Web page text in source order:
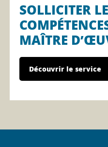
SOLLICITER
MAÎTRE
Découvrir le service